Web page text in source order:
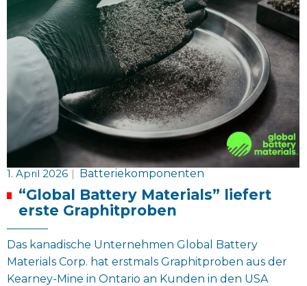
1. April 2026 | Batteriekomponenten
“Global Battery Materials” liefert
erste Graphitproben
Das kanadische Unternehmen Global Battery
Materials Corp. hat erstmals Graphitproben aus der
Kearney-Mine in Ontario an Kunden in den USA